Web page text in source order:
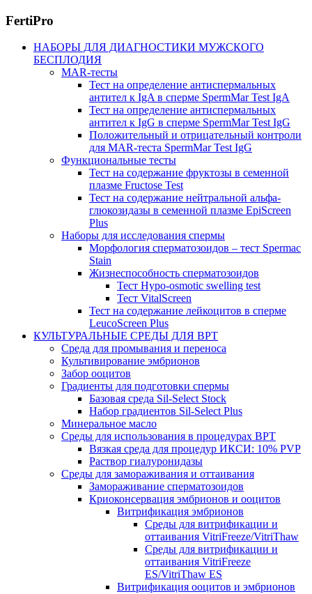
FertiPro
НАБОРЫ ДЛЯ ДИАГНОСТИКИ МУЖСКОГО
БЕСПЛОДИЯ
MAR-тесты
Тест на определение антиспермальных
антител к IgA в сперме SpermMar Test IgA
Тест на определение антиспермальных
антител к IgG в сперме SpermMar Test IgG
Положительный и отрицательный контроли
для MAR-теста SpermMar Test IgG
Функциональные тесты
Тест на содержание фруктозы в семенной
плазме Fructose Test
Тест на содержание нейтральной альфа-
глюкозидазы в семенной плазме EpiScreen
Plus
Наборы для исследования спермы
Морфология сперматозоидов – тест Spermac
Stain
Жизнеспособность сперматозоидов
Тест Hypo-osmotic swelling test
Тест VitalScreen
Тест на содержание лейкоцитов в сперме
LeucoScreen Plus
КУЛЬТУРАЛЬНЫЕ СРЕДЫ ДЛЯ ВРТ
Среда для промывания и переноса
Культивирование эмбрионов
Забор ооцитов
Градиенты для подготовки спермы
Базовая среда Sil-Select Stock
Набор градиентов Sil-Select Plus
Минеральное масло
Среды для использования в процедурах ВРТ
Вязкая среда для процедур ИКСИ: 10% PVP
Раствор гиалуронидазы
Среды для замораживания и оттаивания
Замораживание сперматозоидов
Криоконсервация эмбрионов и ооцитов
Витрификация эмбрионов
Среды для витрификации и
оттаивания VitriFreeze/VitriThaw
Среды для витрификации и
оттаивания VitriFreeze
ES/VitriThaw ES
Витрификация ооцитов и эмбрионов